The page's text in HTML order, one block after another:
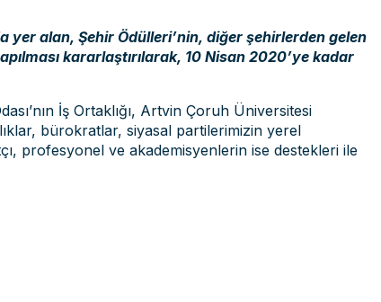
yer alan, Şehir Ödülleri’nin, diğer şehirlerden gelen
kararlaştırılarak, 10 Nisan 2020’ye kadar
İş Ortaklığı, Artvin Çoruh Üniversitesi
bürokratlar, siyasal partilerimizin yerel
profesyonel ve akademisyenlerin ise destekleri ile